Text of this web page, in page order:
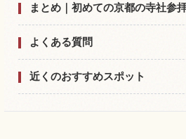
まとめ｜初めての京都の寺社参
よくある質問
近くのおすすめスポット